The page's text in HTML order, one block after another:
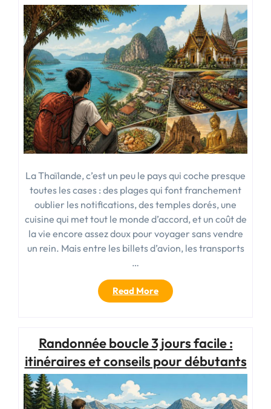
La Thaïlande, c’est un peu le pays qui coche presque
toutes les cases : des plages qui font franchement
oublier les notifications, des temples dorés, une
cuisine qui met tout le monde d’accord, et un coût de
la vie encore assez doux pour voyager sans vendre
un rein. Mais entre les billets d’avion, les transports
…
Read More« Conseil
voyage
:
budget,
itinéraires
astuces
Randonnée boucle 3 jours facile :
itinéraires et conseils pour débutants